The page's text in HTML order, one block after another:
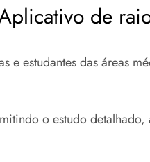
de
e estudantes das áreas
o estudo